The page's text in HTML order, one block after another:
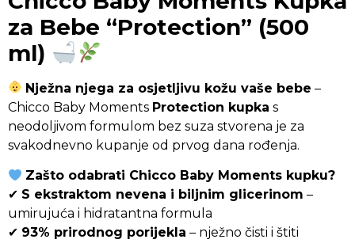
za Bebe “Protection” (500
ml)
Nježna njega za osjetljivu kožu vaše bebe –
Chicco Baby Moments Protection kupka s
neodoljivom formulom bez suza stvorena je za
svakodnevno kupanje od prvog dana rođenja.
Zašto odabrati Chicco Baby Moments kupku?
✔ S ekstraktom nevena i biljnim glicerinom –
umirujuća i hidratantna formula
✔ 93% prirodnog porijekla – nježno čisti i štiti